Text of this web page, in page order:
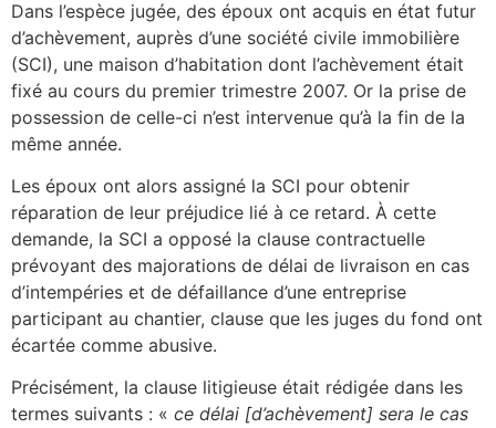
Dans l’espèce jugée, des époux ont acquis en état futur
d’achèvement, auprès d’une société civile immobilière
(SCI), une maison d’habitation dont l’achèvement était
fixé au cours du premier trimestre 2007. Or la prise de
possession de celle-ci n’est intervenue qu’à la fin de la
même année.
Les époux ont alors assigné la SCI pour obtenir
réparation de leur préjudice lié à ce retard. À cette
demande, la SCI a opposé la clause contractuelle
prévoyant des majorations de délai de livraison en cas
d’intempéries et de défaillance d’une entreprise
participant au chantier, clause que les juges du fond ont
écartée comme abusive.
Précisément, la clause litigieuse était rédigée dans les
termes suivants : « ce délai [d’achèvement] sera le cas